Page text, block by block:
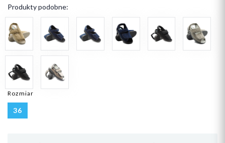
Produkty podobne:
Rozmiar
36